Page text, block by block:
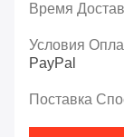
Время
Условия
PayPal
Поставка